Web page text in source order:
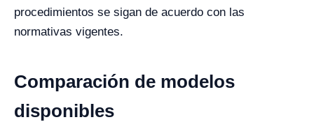
procedimientos se sigan de acuerdo con las
normativas vigentes.
Comparación de modelos
disponibles